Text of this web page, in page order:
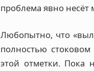
проблема явно несёт
Любопытно, что
полностью стоковом
этой отметки. Пока